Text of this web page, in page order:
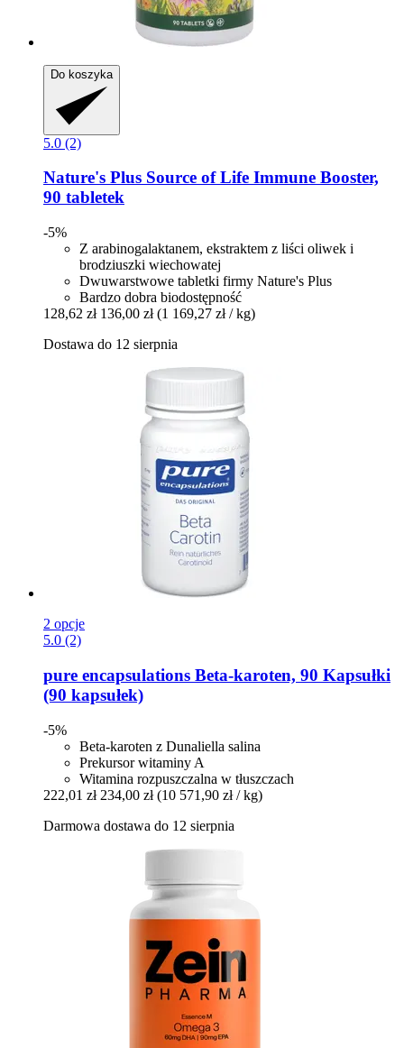
Do koszyka
5.0 (2)
Nature's Plus Source of Life Immune Booster,
90 tabletek
-5%
Z arabinogalaktanem, ekstraktem z liści oliwek i
brodziuszki wiechowatej
Dwuwarstwowe tabletki firmy Nature's Plus
Bardzo dobra biodostępność
128,62 zł 136,00 zł (1 169,27 zł / kg)
Dostawa do 12 sierpnia
2 opcje
5.0 (2)
pure encapsulations Beta-​karoten, 90 Kapsułki
(90 kapsułek)
-5%
Beta-karoten z Dunaliella salina
Prekursor witaminy A
Witamina rozpuszczalna w tłuszczach
222,01 zł 234,00 zł (10 571,90 zł / kg)
Darmowa dostawa do 12 sierpnia